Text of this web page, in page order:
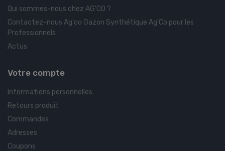
Qui sommes-nous chez AG'CO ?
Contactez-nous Ag'co Gazon Synthétique Ag'Co pour les
Professionnels
Actus
Votre compte
Informations personnelles
Retours produit
Commandes
Adresses
Coupons